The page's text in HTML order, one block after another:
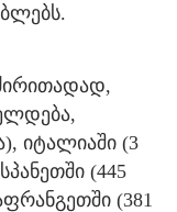
იტალიაში (3
(445
(381